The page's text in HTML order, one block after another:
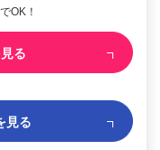
OK！
る
見る